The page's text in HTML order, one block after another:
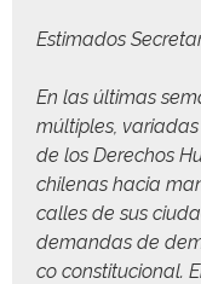
Esti­ma­dos
En las últi­mas
múlti­ples,
de los Dere­chos
chile­nas hacia
calles de sus
deman­das de
co con­sti­tu­cional.